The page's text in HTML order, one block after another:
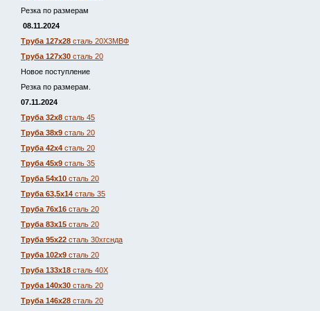
Резка по размерам
08.11.2024
Труба 127х28 сталь 20Х3МВФ
Труба 127х30 сталь 20
Новое поступление
Резка по размерам.
07.11.2024
Труба 32х8 сталь 45
Труба 38х9 сталь 20
Труба 42х4 сталь 20
Труба 45х9 сталь 35
Труба 54х10 сталь 20
Труба 63,5х14 сталь 35
Труба 76х16 сталь 20
Труба 83х15 сталь 20
Труба 95х22 сталь 30хгснда
Труба 102х9 сталь 20
Труба 133х18 сталь 40Х
Труба 140х30 сталь 20
Труба 146х28 сталь 20